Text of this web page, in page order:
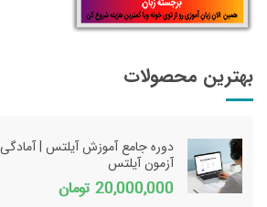
بهترین محصولات
دوره جامع آموزش آیلتس |
آزمون آیلتس
20,000,000 تومان